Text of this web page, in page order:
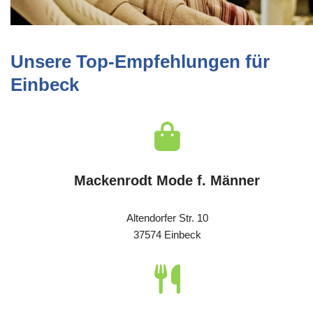
Unsere Top-Empfehlungen für
Einbeck
Mackenrodt Mode f. Männer
Altendorfer Str. 10
37574 Einbeck